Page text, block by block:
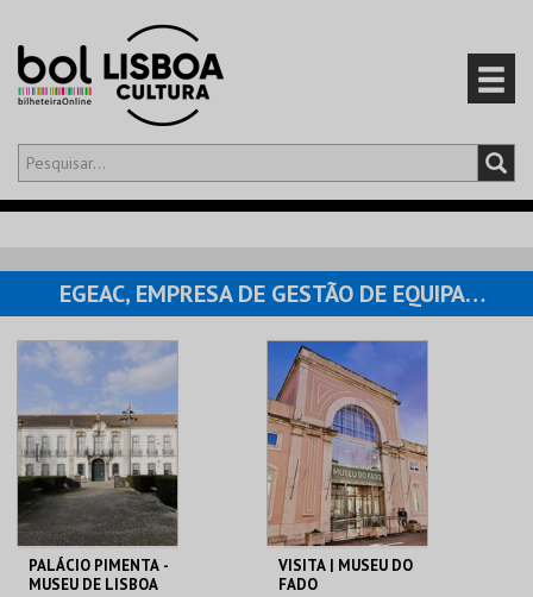
Olá,iniciar sessão
CARRINHO
EVENTOS
CARTÕES
PRODUTOS
EGEAC, EMPRESA DE GESTÃO DE EQUIPAMENTOS E ANIMAÇÃO CULTURAL
PALÁCIO PIMENTA -
MUSEU DE LISBOA
VISITA | MUSEU DO
FADO